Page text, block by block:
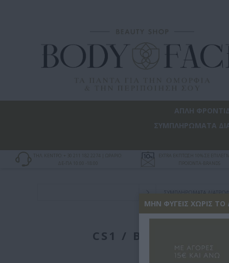
ΑΠΛΗ
ΣΥΜΠΛΗΡΩΜΑΤΑ
ΤΗΛ. ΚΕΝΤΡΟ: + 30 211 182 2274 | ΩΡΑΡΙΟ:
ΔΕ-ΠΑ 10:00 -18:00
EXTRA ΕΚΠΤΩΣΗ 10% ΣΕ
ΠΡΟΪΟΝΤΑ-BRANDS
ΣΥΜΠΛΗΡΩΜΑΤΑ
CS1 / BERGACOL
ΜΗΝ ΦΎΓΕΙΣ ΧΩΡΊΣ